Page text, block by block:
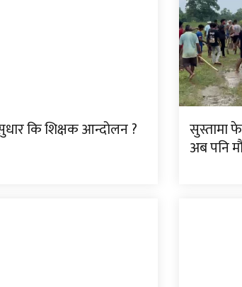
कि शिक्षक आन्दोलन ? सुस्तामा
अब पनि